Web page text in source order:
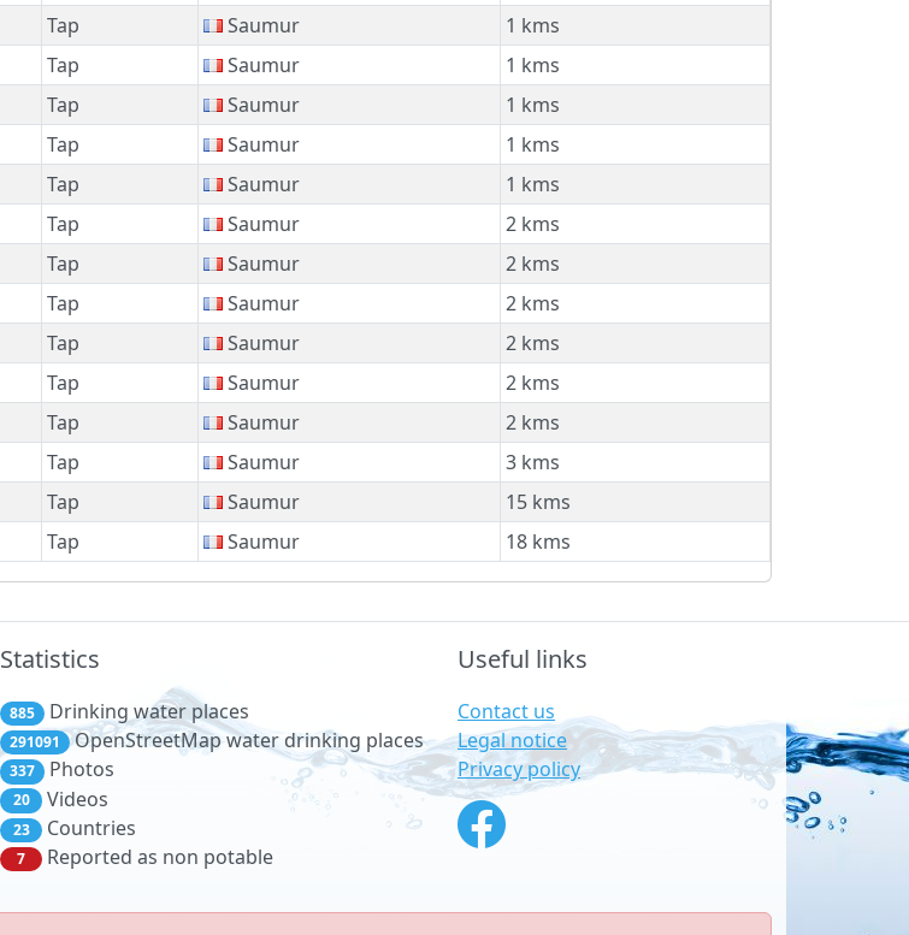
Tap Saumur
1 kms
Tap Saumur
1 kms
Tap Saumur
1 kms
Tap Saumur
1 kms
Tap Saumur
1 kms
Tap Saumur
2 kms
Tap Saumur
2 kms
Tap Saumur
2 kms
Tap Saumur
2 kms
Tap Saumur
2 kms
Tap Saumur
2 kms
Tap Saumur
3 kms
Tap Saumur
15 kms
Tap Saumur 18 kms
Statistics
885 Drinking water places
291091 OpenStreetMap water drinking places
337 Photos
20 Videos
23 Countries
7 Reported as non potable
Useful links
Contact us
Legal notice
Privacy policy